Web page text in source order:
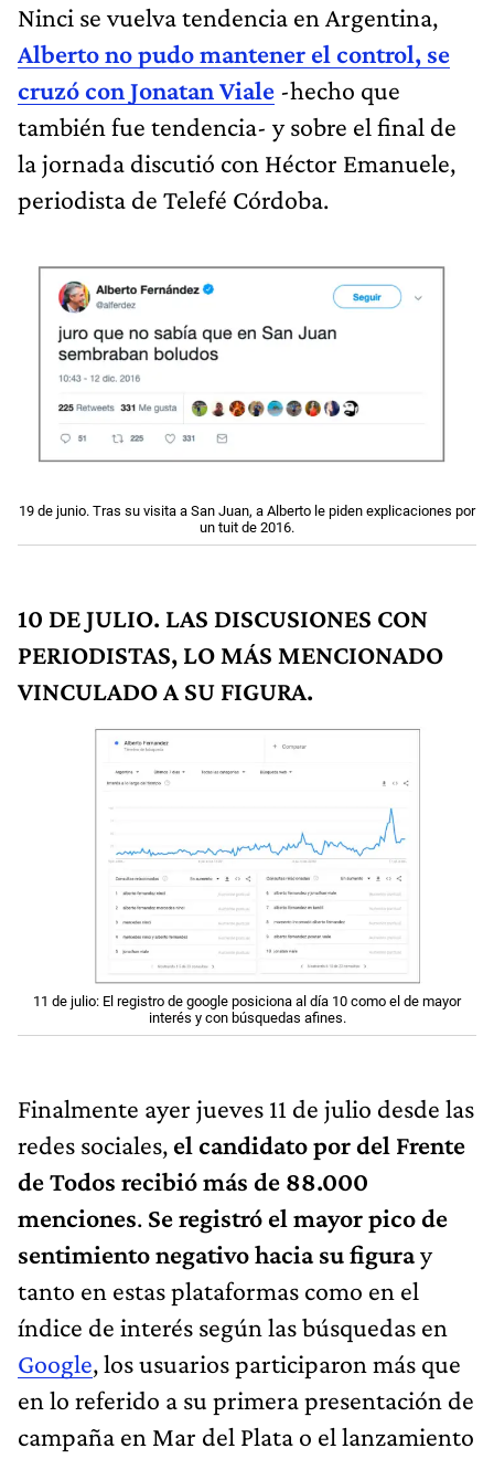
Ninci se vuelva tendencia en Argentina,
Alberto no pudo mantener el control, se
cruzó con Jonatan Viale -hecho que
también fue tendencia- y sobre el final de
la jornada discutió con Héctor Emanuele,
periodista de Telefé Córdoba.
19 de junio. Tras su visita a San Juan, a Alberto le piden explicaciones por
un tuit de 2016.
10 DE JULIO. LAS DISCUSIONES CON
PERIODISTAS, LO MÁS MENCIONADO
VINCULADO A SU FIGURA.
11 de julio: El registro de google posiciona al día 10 como el de mayor
interés y con búsquedas afines.
Finalmente ayer jueves 11 de julio desde las
redes sociales, el candidato por del Frente
de Todos recibió más de 88.000
menciones. Se registró el mayor pico de
sentimiento negativo hacia su figuray
tanto en estas plataformas como en el
índice de interés según las búsquedas en
Google, los usuarios participaron más que
en lo referido a su primera presentación de
campaña en Mar del Plata o el lanzamiento